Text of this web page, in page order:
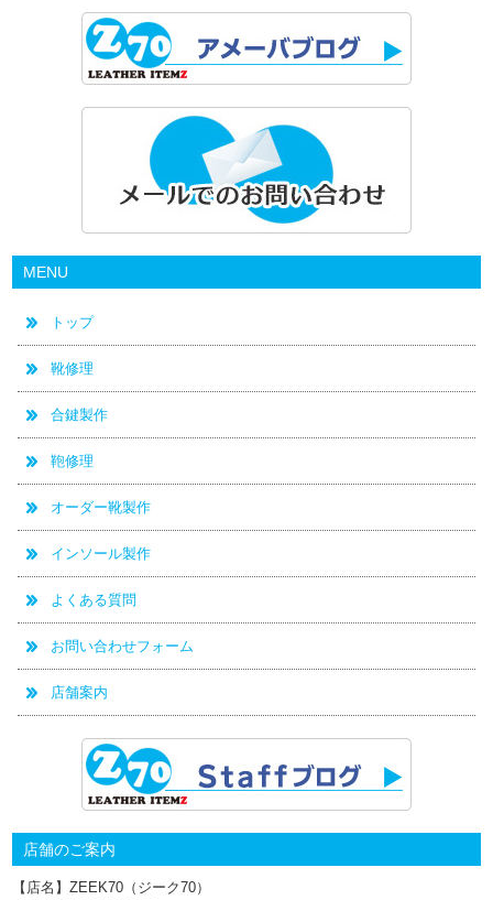
MENU
トップ
靴修理
合鍵製作
鞄修理
オーダー靴製作
インソール製作
よくある質問
お問い合わせフォーム
店舗案内
店舗のご案内
【店名】ZEEK70（ジーク70）